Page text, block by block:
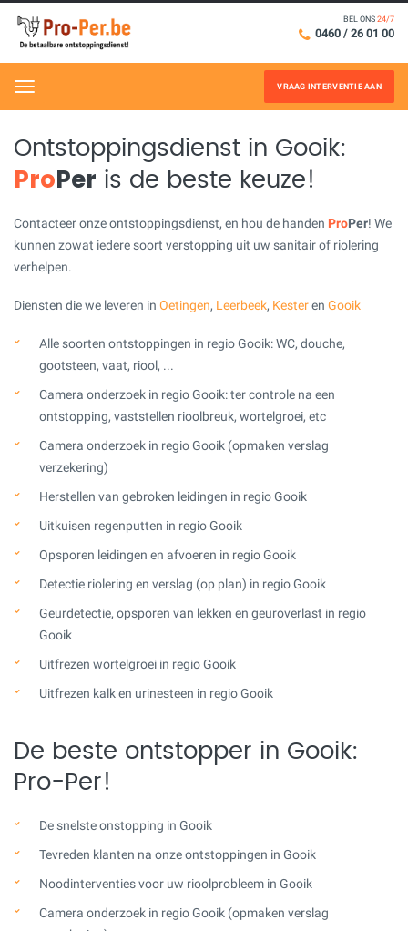
BEL ONS 24/7
0460 / 26 01 00
Menu VRAAG INTERVENTIE AAN
Ontstoppingsdienst in Gooik:
ProPer is de beste keuze!
Contacteer onze ontstoppingsdienst, en hou de handen ProPer! We
kunnen zowat iedere soort verstopping uit uw sanitair of riolering
verhelpen.
Diensten die we leveren in Oetingen, Leerbeek, Kesteren Gooik
Alle soorten ontstoppingen in regio Gooik: WC, douche,
gootsteen, vaat, riool, ...
Camera onderzoek in regio Gooik: ter controle na een
ontstopping, vaststellen rioolbreuk, wortelgroei, etc
Camera onderzoek in regio Gooik (opmaken verslag
verzekering)
Herstellen van gebroken leidingen in regio Gooik
Uitkuisen regenputten in regio Gooik
Opsporen leidingen en afvoeren in regio Gooik
Detectie riolering en verslag (op plan) in regio Gooik
Geurdetectie, opsporen van lekken en geuroverlast in regio
Gooik
Uitfrezen wortelgroei in regio Gooik
Uitfrezen kalk en urinesteen in regio Gooik
De beste ontstopper in Gooik:
Pro-Per!
De snelste onstopping in Gooik
Tevreden klanten na onze ontstoppingen in Gooik
Noodinterventies voor uw rioolprobleem in Gooik
Camera onderzoek in regio Gooik (opmaken verslag